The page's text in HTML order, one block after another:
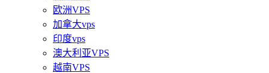
欧洲VPS
加拿大vps
印度vps
澳大利亚VPS
越南VPS